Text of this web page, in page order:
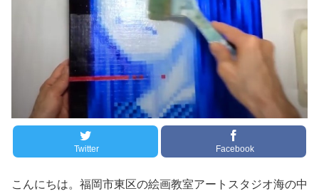
Twitter Facebook
こんにちは。福岡市東区の絵画教室アートスタジオ海の中